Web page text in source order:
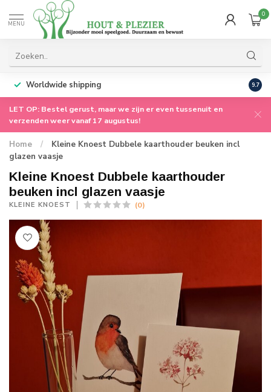
MENU
0
Worldwide shipping 9.7
LET OP: Bestel gerust, maar we zijn er even tussenuit en
verzenden weer vanaf 17 augustus!
Home /
Kleine Knoest Dubbele kaarthouder beuken incl
glazen vaasje
Kleine Knoest Dubbele kaarthouder
beuken incl glazen vaasje
KLEINE KNOEST (0)